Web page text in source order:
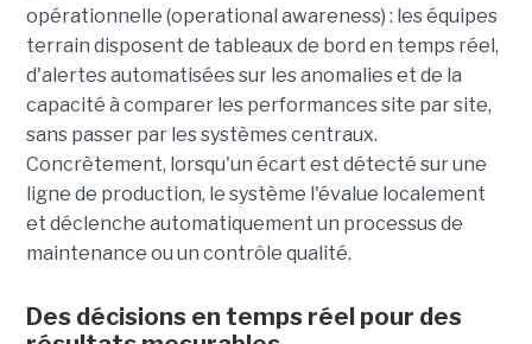
opérationnelle (operational awareness) : les équipes
terrain disposent de tableaux de bord en temps réel,
d'alertes automatisées sur les anomalies et de la
capacité à comparer les performances site par site,
sans passer par les systèmes centraux.
Concrètement, lorsqu'un écart est détecté sur une
ligne de production, le système l'évalue localement
et déclenche automatiquement un processus de
maintenance ou un contrôle qualité.
Des décisions en temps réel pour des